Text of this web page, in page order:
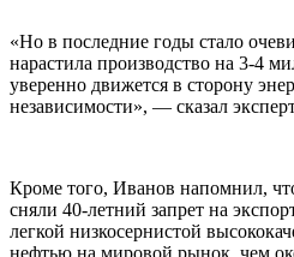
«Но в последние годы стало
нарастила производство на 3-4
уверенно движется в сторону
независимости», — сказал
Кроме того, Иванов напомнил,
сняли 40-летний запрет на
легкой низкосернистой